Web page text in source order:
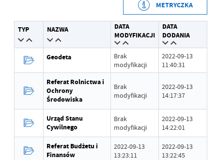
2022-09-13 11:39:31
Wytworzył Piotr Maj
Data opublikowania 2022-09-13 11:39:45
Opublikował Piotr Maj
Data ostatniej
aktualizacji
Brak modyfikacji
Ostatnio zaktualizował -
METRYCZKA
TYP NAZWA
DATA
MODYFIKACJI
DATA
DODANIA
Geodeta
Brak
modyfikacji
2022-09-13
11:40:31
Referat Rolnictwa i
Ochrony
Środowiska
Brak
modyfikacji
2022-09-13
14:17:37
Urząd Stanu
Cywilnego
Brak
modyfikacji
2022-09-13
14:22:01
Referat Budżetu i
Finansów
2022-09-13
13:23:11
2022-09-13
13:22:45